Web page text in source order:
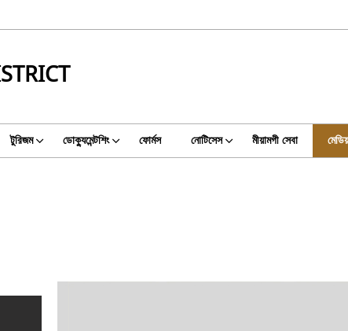
টুরিজম ডোক্যুমেন্টশিং ফোর্মস নোটিসেস মীয়ামগী সেবা